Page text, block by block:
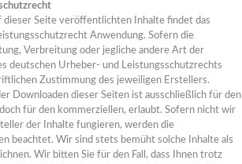
Seite veröffentlichten Inhalte findet das
Anwendung. Sofern die
Verbreitung oder jegliche andere Art der
deutschen Urheber- und Leistungsschutzrechts
Zustimmung des jeweiligen Erstellers.
Downloaden dieser Seiten ist ausschließlich für den
für den kommerziellen, erlaubt. Sofern nicht wir
der Inhalte fungieren, werden die
beachtet. Wir sind stets bemüht solche Inhalte als
Wir bitten Sie für den Fall, dass Ihnen trotz